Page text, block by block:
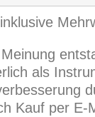
als
Kauf per E-